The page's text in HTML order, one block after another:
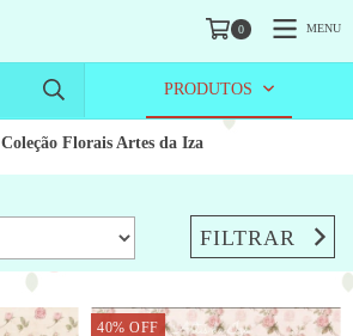
0 MENU
PRODUTOS
Coleção Florais Artes da Iza
FILTRAR
40% OFF